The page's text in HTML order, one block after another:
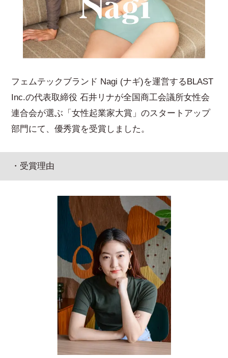
フェムテックブランド Nagi (ナギ)を運営するBLAST
Inc.の代表取締役 石井リナが全国商工会議所女性会
連合会が選ぶ「女性起業家大賞」のスタートアップ
部門にて、優秀賞を受賞しました。
・受賞理由